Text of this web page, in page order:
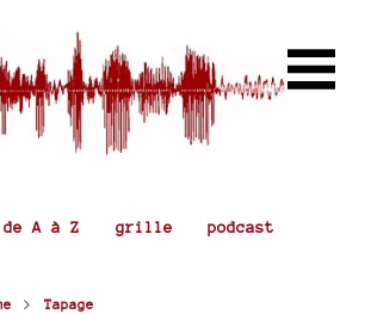
A à Z grille podcast
> Tapage